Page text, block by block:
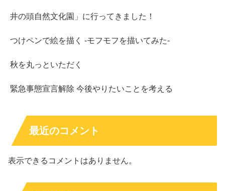
井の頭自然文化園」に行ってきました！
つけペンで絵を描く -モフモフを描いてみた-
秋を丸っといただく
緊急事態宣言解除 今後やりたいことを考える
最近のコメント
表示できるコメントはありません。